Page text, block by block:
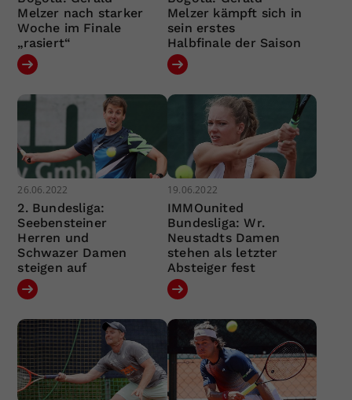
Melzer nach starker
Woche im Finale
„rasiert“
Melzer kämpft sich in
sein erstes
Halbfinale der Saison
26.06.2022
2. Bundesliga:
Seebensteiner
Herren und
Schwazer Damen
steigen auf
19.06.2022
IMMOunited
Bundesliga: Wr.
Neustadts Damen
stehen als letzter
Absteiger fest